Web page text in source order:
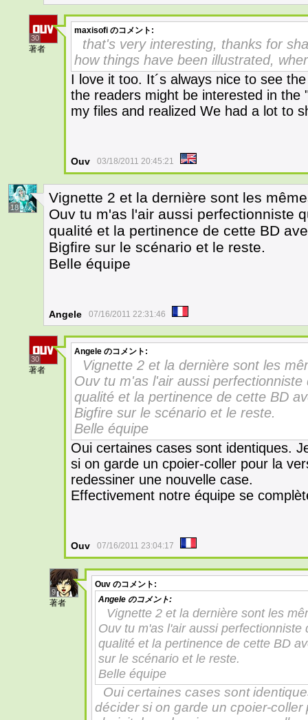
30
著者
maxisofi のコメント:
that's very interesting, thanks for
how things have been illustrated,
I love it too. It´s always nice to see
the readers might be interested in
my files and realized We had a lot to
Ouv 03/18/2011 20:45:21
18
Vignette 2 et la dernière sont les
Ouv tu m'as l'air aussi perfectionniste
qualité et la pertinence de cette BD
Bigfire sur le scénario et le reste.
Belle équipe
Angele 07/16/2011 22:31:46
30
著者
Angele のコメント:
Vignette 2 et la dernière sont les
Ouv tu m'as l'air aussi
qualité et la pertinence de cette BD
Bigfire sur le scénario et le reste.
Belle équipe
Oui certaines cases sont identiques.
si on garde un cpoier-coller pour la
redessiner une nouvelle case.
Effectivement notre équipe se
Ouv 07/16/2011 23:04:17
9
著者
Ouv のコメント:
Angele のコメント:
Vignette 2 et la dernière sont les
Ouv tu m'as l'air aussi
qualité et la pertinence de cette BD
sur le scénario et le reste.
Belle équipe
Oui certaines cases sont
décider si on garde un cpoier-